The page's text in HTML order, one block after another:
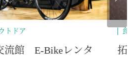
トドア
流館 E-Bikeレンタ
食
拓